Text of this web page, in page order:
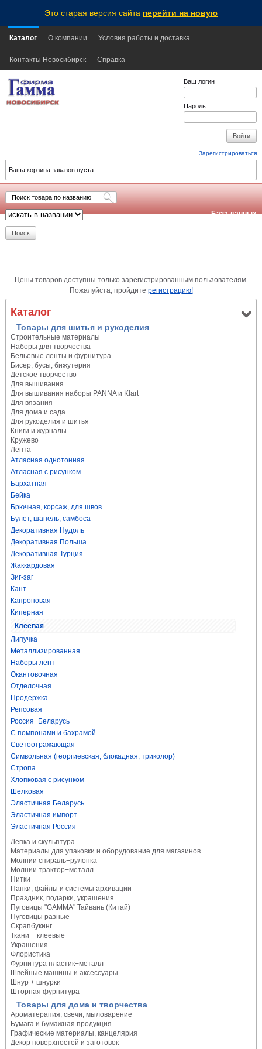
Это старая версия сайта перейти на новую
Каталог О компании Условия работы и доставка
Контакты Новосибирск Справка
Ваш логин
Пароль
Зарегистрироваться
Ваша корзина заказов пуста.
База данных
Цены товаров доступны только зарегистрированным пользователям.
Пожалуйста, пройдите регистрацию!
Каталог
Товары для шитья и рукоделия
Строительные материалы
Наборы для творчества
Бельевые ленты и фурнитура
Бисер, бусы, бижутерия
Детское творчество
Для вышивания
Для вышивания наборы PANNA и Klart
Для вязания
Для дома и сада
Для рукоделия и шитья
Книги и журналы
Кружево
Лента
Атласная однотонная
Атласная с рисунком
Бархатная
Бейка
Брючная, корсаж, для швов
Булет, шанель, самбоса
Декоративная Нудоль
Декоративная Польша
Декоративная Турция
Жаккардовая
Зиг-заг
Кант
Капроновая
Киперная
Клеевая
Липучка
Металлизированная
Наборы лент
Окантовочная
Отделочная
Продержка
Репсовая
Россия+Беларусь
С помпонами и бахрамой
Светоотражающая
Символьная (георгиевская, блокадная, триколор)
Стропа
Хлопковая с рисунком
Шелковая
Эластичная Беларусь
Эластичная импорт
Эластичная Россия
Лепка и скульптура
Материалы для упаковки и оборудование для магазинов
Молнии спираль+рулонка
Молнии трактор+металл
Нитки
Папки, файлы и системы архивации
Праздник, подарки, украшения
Пуговицы "GAMMA" Тайвань (Китай)
Пуговицы разные
Скрапбукинг
Ткани + клеевые
Украшения
Флористика
Фурнитура пластик+металл
Швейные машины и аксессуары
Шнур + шнурки
Шторная фурнитура
Товары для дома и творчества
Ароматерапия, свечи, мыловарение
Бумага и бумажная продукция
Графические материалы, канцелярия
Декор поверхностей и заготовок